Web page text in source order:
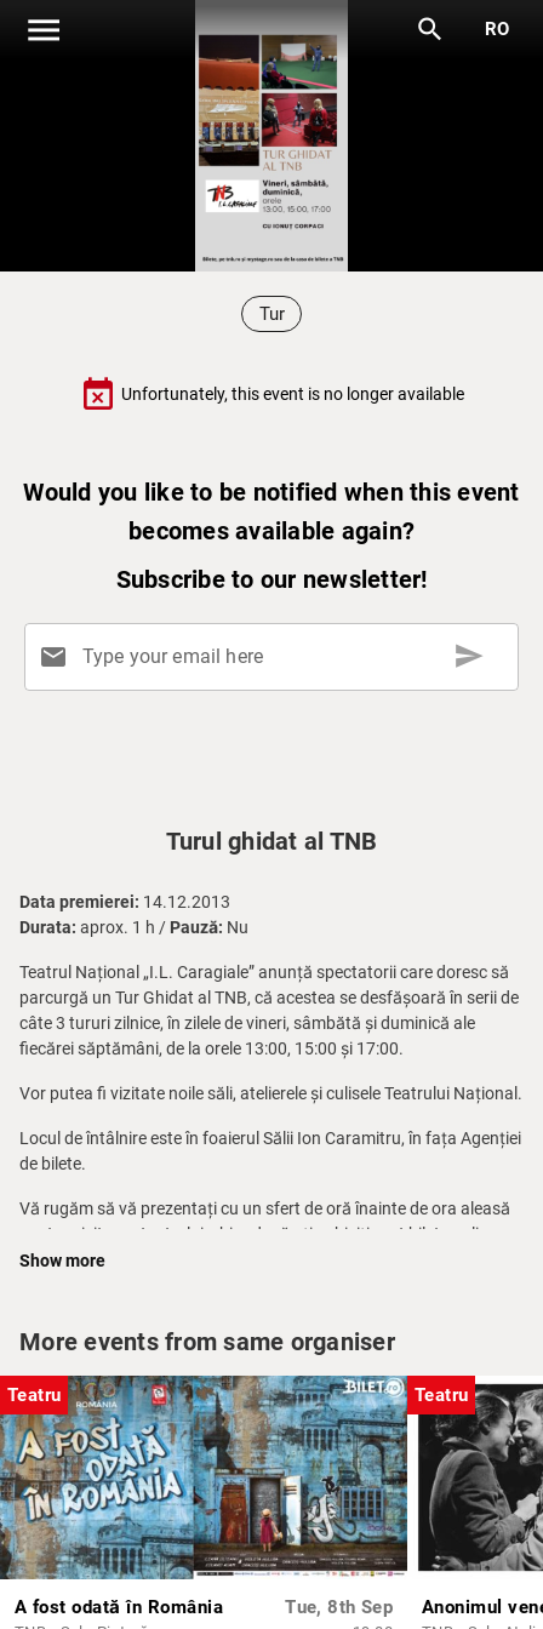
menu search RO
Tur
event_busy Unfortunately, this event is no longer available
Would you like to be notified when this event
becomes available again?
Subscribe to our newsletter!
mail Type your email here send
Turul ghidat al TNB
Data premierei: 14.12.2013
Durata: aprox. 1 h / Pauză: Nu
Teatrul Național „I.L. Caragiale” anunță spectatorii care doresc să
parcurgă un Tur Ghidat al TNB, că acestea se desfășoară în serii de
câte 3 tururi zilnice, în zilele de vineri, sâmbătă și duminică ale
fiecărei săptămâni, de la orele 13:00, 15:00 și 17:00.
Vor putea fi vizitate noile săli, atelierele și culisele Teatrului Național.
Locul de întâlnire este în foaierul Sălii Ion Caramitru, în fața Agenției
de bilete.
Vă rugăm să vă prezentați cu un sfert de oră înainte de ora aleasă
pentru vizitarea teatrului, chiar dacă ați achiziționat bilete online.
Pe baza unei solicitări telefonice prealabile între orele 10.00 – 14.00
la nr. 0744 633 188 (dl. Ionuț Corpaci) poate fi programat un tur
ghidat în limba engleză.
Show more
More events from same organiser
Teatru
A fost odată în România Tue, 8th Sep
Teatru
Anonimul